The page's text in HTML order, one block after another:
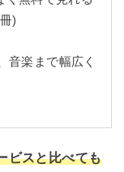
)
音楽まで幅広く
ビスと比べても